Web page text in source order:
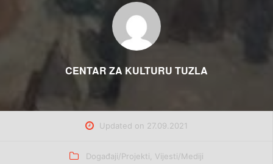
CENTAR ZA KULTURU TUZLA
Updated on 27.09.2021
Categories
Događaji/Projekti Vijesti/Mediji